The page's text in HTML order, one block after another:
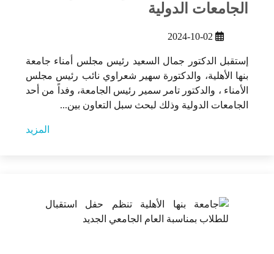
الجامعات الدولية
2024-10-02
إستقبل الدكتور جمال السعيد رئيس مجلس أمناء جامعة
بنها الأهلية، والدكتورة سهير شعراوي نائب رئيس مجلس
الأمناء ، والدكتور تامر سمير رئيس الجامعة، وفداً من أحد
الجامعات الدولية وذلك لبحث سبل التعاون بين...
المزيد